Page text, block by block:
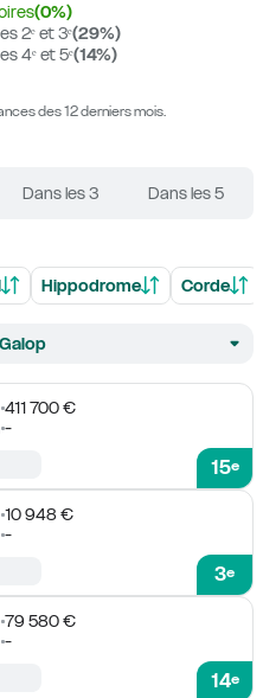
(0%)
2ᵉ et 3ᵉ(29%)
4ᵉ et 5ᵉ(14%)
des 12 derniers mois.
Dans les 3 Dans les 5
Hippodrome Corde
411 700 €
-
15e
10 948 €
-
3e
79 580 €
-
14e